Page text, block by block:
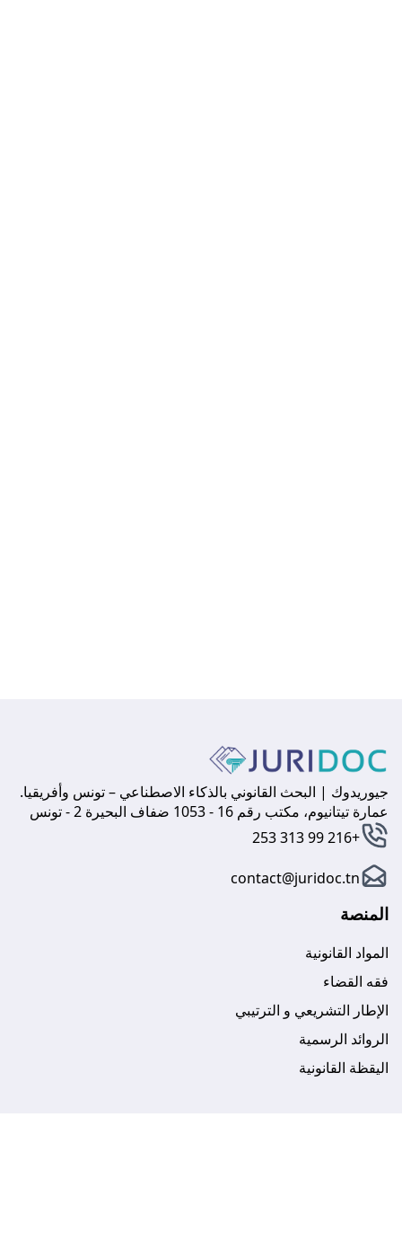
جيوريدوك | البحث القانوني بالذكاء الاصطناعي – تونس وأفريقيا.
عمارة تيتانيوم، مكتب رقم 16 - 1053 ضفاف البحيرة 2 - تونس
+216 99 313 253
contact@juridoc.tn
المنصة
المواد القانونية
فقه القضاء
الإطار التشريعي و الترتيبي
الروائد الرسمية
اليقظة القانونية